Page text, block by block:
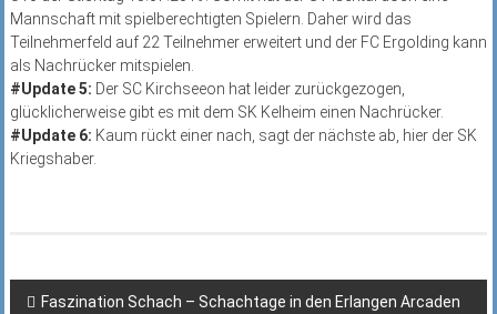
Mannschaft mit spielberechtigten Spielern. Daher wird das
Teilnehmerfeld auf 22 Teilnehmer erweitert und der FC Ergolding kann
als Nachrücker mitspielen.
#Update 5: Der SC Kirchseeon hat leider zurückgezogen,
glücklicherweise gibt es mit dem SK Kelheim einen Nachrücker.
#Update 6: Kaum rückt einer nach, sagt der nächste ab, hier der SK
Kriegshaber.
Beitragsnavigation
Faszination Schach – Schachtage in den Erlangen Arcaden